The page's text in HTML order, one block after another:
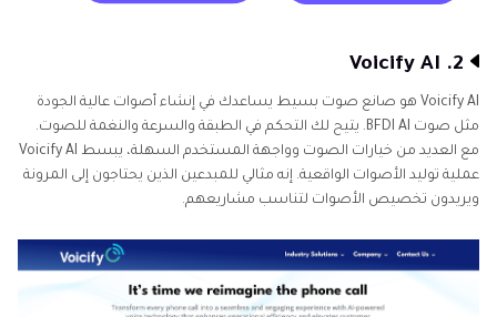
2. Voicify AI
Voicify AI هو صانع صوت بسيط يساعدك في إنشاء أصوات عالية الجودة
مثل صوت BFDI AI. يتيح لك التحكم في الطبقة والسرعة والنغمة للصوت.
مع العديد من خيارات الصوت وواجهة المستخدم السهلة، يبسط Voicify AI
عملية توليد الأصوات الواقعية. إنه مثالي للمبدعين الذين يحتاجون إلى المرونة
ويريدون تخصيص الأصوات لتناسب مشاريعهم.